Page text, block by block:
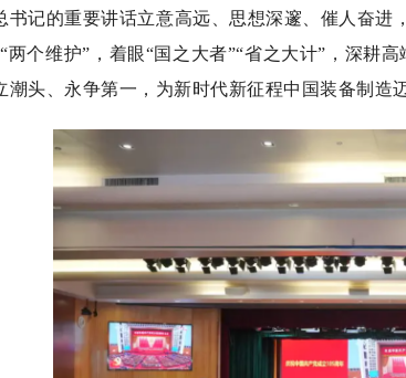
书记的重要讲话立意高远、思想深邃、催人奋
两个维护”，着眼“国之大者”“省之大计”，深耕
潮头、永争第一，为新时代新征程中国装备制造